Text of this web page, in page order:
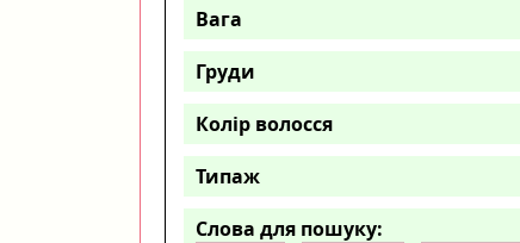
Вага
Груди
Колір волосся
Типаж
Слова для пошуку: